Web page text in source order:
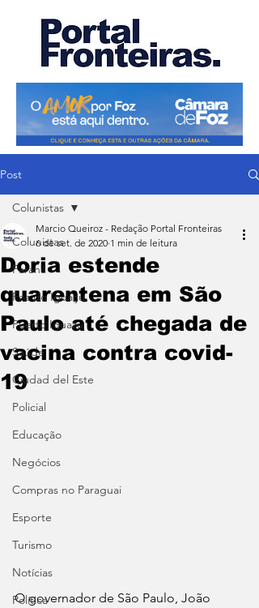
Post
Colunistas
Paraná
Foz do Iguaçu
Puerto Iguazu
Saúde
Ciudad del Este
Policial
Educação
Negócios
Compras no Paraguai
Esporte
Turismo
Notícias
Política
Colunistas
Doria estende
quarentena em São
Paulo até chegada de
vacina contra covid-
19
Marcio Queiroz - Redação Portal Fronteiras
6 de set. de 2020 1 min de leitura
O governador de São Paulo, João